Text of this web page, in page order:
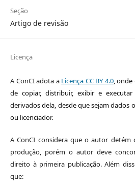
Seção
Artigo de revisão
Licença
A ConCI adota a Licença CC BY 4.0, onde
de copiar, distribuir, exibir e
derivados dela, desde que sejam dados
ou licenciador.
A ConCI considera que o autor
produção, porém o autor deve
direito à primeira publicação. Além
que: